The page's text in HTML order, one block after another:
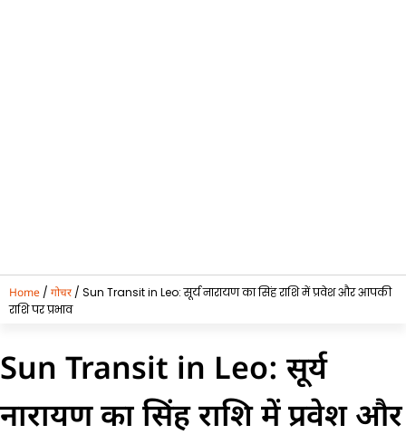
Home / गोचर / Sun Transit in Leo: सूर्य नारायण का सिंह राशि में प्रवेश और आपकी
राशि पर प्रभाव
Sun Transit in Leo: सूर्य
नारायण का सिंह राशि में प्रवेश और